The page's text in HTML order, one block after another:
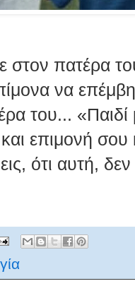
στον πατέρα
να
του...
επιμονή
ότι αυτή,